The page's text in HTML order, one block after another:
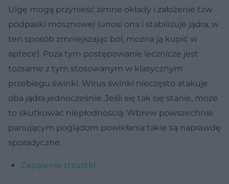
Ulgę mogą przynieść zimne okłady i założenie tzw.
podpaski mosznowej (unosi ona i stabilizuje jądra, w
ten sposób zmniejszając ból; można ją kupić w
aptece). Poza tym postępowanie lecznicze jest
tożsame z tym stosowanym w klasycznym
przebiegu świnki. Wirus świnki nieczęsto atakuje
oba jądra jednocześnie. Jeśli się tak się stanie, może
to skutkować niepłodnością. Wbrew powszechnie
panującym poglądom powikłania takie są naprawdę
sporadyczne.
Zapalenie trzustki